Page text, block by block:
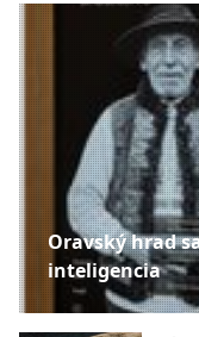
Oravský hrad
inteligencia